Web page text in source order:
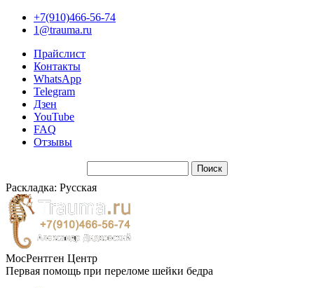
+7(910)466-56-74
1@trauma.ru
Прайслист
Контакты
WhatsApp
Telegram
Дзен
YouTube
FAQ
Отзывы
Раскладка: Русская
МосРентген Центр
Первая помощь при переломе шейки бедра